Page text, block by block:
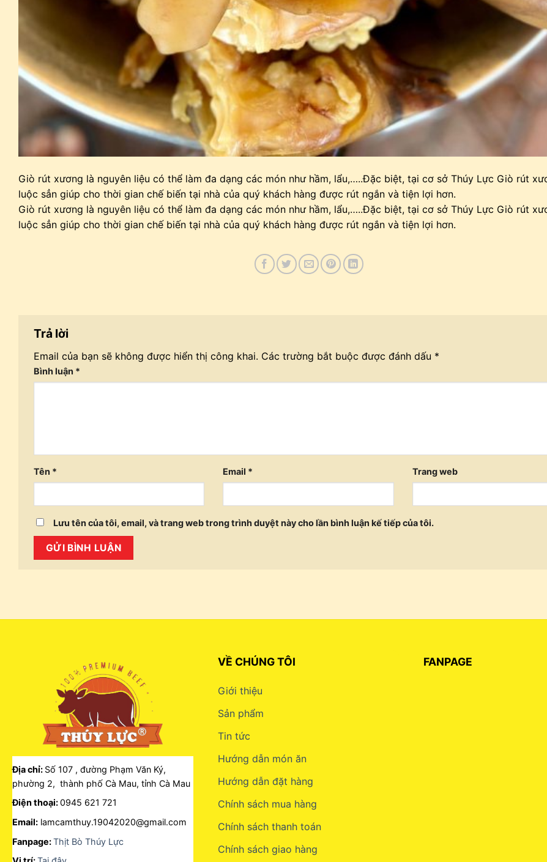
Giò rút xương là nguyên liệu có thể làm đa dạng các món như hầm, lẩu,…..Đặc biệt, tại cơ sở Thúy Lực Giò rút
luộc sẳn giúp cho thời gian chế biến tại nhà của quý khách hàng được rút ngắn và tiện lợi hơn.
Giò rút xương là nguyên liệu có thể làm đa dạng các món như hầm, lẩu,…..Đặc biệt, tại cơ sở Thúy Lực Giò rút
luộc sẳn giúp cho thời gian chế biến tại nhà của quý khách hàng được rút ngắn và tiện lợi hơn.
Trả lời
Email của bạn sẽ không được hiển thị công khai. Các trường bắt buộc được đánh dấu *
Bình luận *
Tên * Email * Trang web
Lưu tên của tôi, email, và trang web trong trình duyệt này cho lần bình luận kế tiếp của tôi.
Địa chỉ: Số 107 , đường Phạm Văn Ký,
phường 2, thành phố Cà Mau, tỉnh Cà Mau
Điện thoại:0945 621 721
Email: lamcamthuy.19042020@gmail.com
Fanpage:Thịt Bò Thúy Lực
VỀ CHÚNG TÔI
Giới thiệu
Sản phẩm
Tin tức
Hướng dẫn món ăn
Hướng dẫn đặt hàng
Chính sách mua hàng
Chính sách thanh toán
Chính sách giao hàng
FANPAGE